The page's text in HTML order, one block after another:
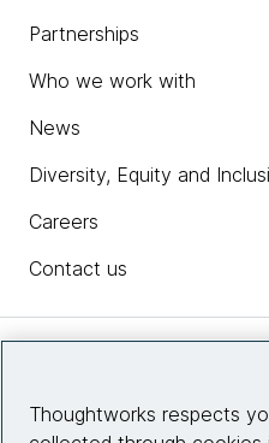
Partnerships
Who we work with
News
Diversity, Equity and
Careers
Contact us
Thoughtworks respects